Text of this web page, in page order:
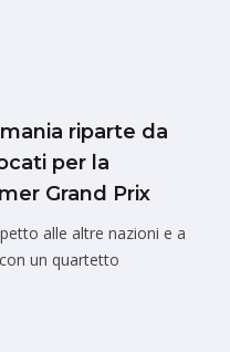
riparte da
per la
Grand Prix
alle altre nazioni e a
un quartetto